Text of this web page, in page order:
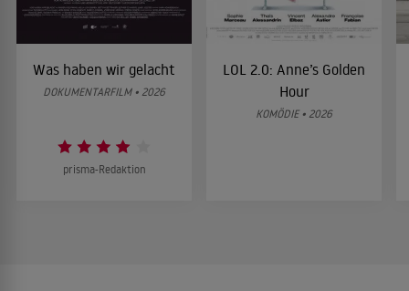
Was haben wir gelacht
DOKUMENTARFILM • 2026
prisma-Redaktion
LOL 2.0: Anne’s Golden
Hour
KOMÖDIE • 2026